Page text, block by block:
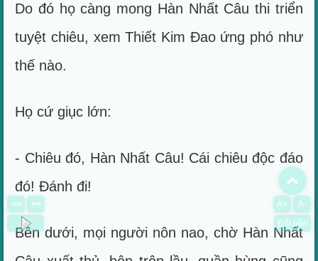
Do đó họ càng mong Hàn Nhất Câu thi triển
tuyệt chiêu, xem Thiết Kim Đao ứng phó như
thế nào.
Họ cứ giục lớn:
- Chiêu đó, Hàn Nhất Câu! Cái chiêu độc đáo
đó! Đánh đi!
Bên dưới, mọi người nôn nao, chờ Hàn Nhất
>>
<< A+
A-
Đổi nền